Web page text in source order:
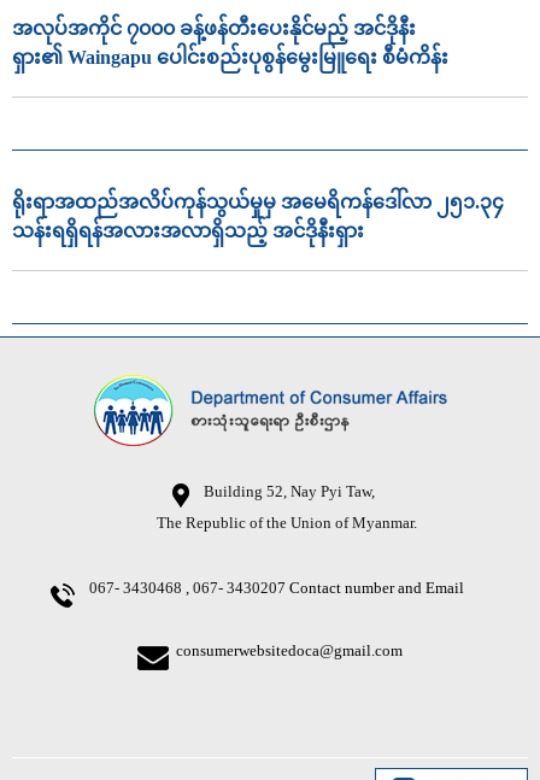
အလုပ်အကိုင် ၇၀၀၀ ခန့်ဖန်တီးပေးနိုင်မည့် အင်ဒိုနီး
ရှား၏ Waingapu ပေါင်းစည်းပုစွန်မွေးမြူရေး စီမံကိန်း
ရိုးရာအထည်အလိပ်ကုန်သွယ်မှုမှ အမေရိကန်ဒေါ်လာ ၂၅၁.၃၄
သန်းရရှိရန်အလားအလာရှိသည့် အင်ဒိုနီးရှား
Building 52, Nay Pyi Taw,
The Republic of the Union of Myanmar.
067- 3430468 , 067- 3430207 Contact number and Email
consumerwebsitedoca@gmail.com